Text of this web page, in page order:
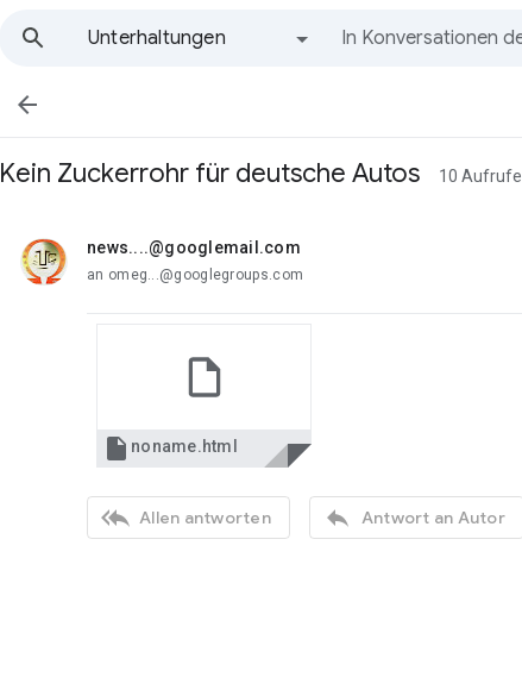
Unterhaltungen

Kein Zuckerrohr für deutsche Autos 10 Aufrufe
news....@googlemail.com
ungelesen,
an omeg...@googlegroups.com
 noname.html
 Allen antworten  Antwort an Autor